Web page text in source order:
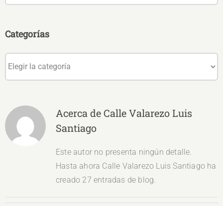
Acerca deCalle Valarezo Luis
Santiago
Este autor no presenta ningún detalle.
Hasta ahora Calle Valarezo Luis Santiago ha
creado 27 entradas de blog.
Categorías